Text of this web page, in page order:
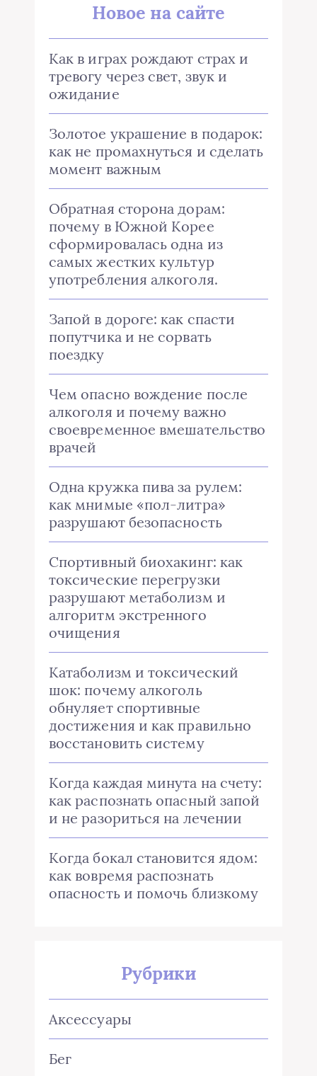
Новое на сайте
Как в играх рождают страх и
тревогу через свет, звук и
ожидание
Золотое украшение в подарок:
как не промахнуться и сделать
момент важным
Обратная сторона дорам:
почему в Южной Корее
сформировалась одна из
самых жестких культур
употребления алкоголя.
Запой в дороге: как спасти
попутчика и не сорвать
поездку
Чем опасно вождение после
алкоголя и почему важно
своевременное вмешательство
врачей
Одна кружка пива за рулем:
как мнимые «пол-литра»
разрушают безопасность
Спортивный биохакинг: как
токсические перегрузки
разрушают метаболизм и
алгоритм экстренного
очищения
Катаболизм и токсический
шок: почему алкоголь
обнуляет спортивные
достижения и как правильно
восстановить систему
Когда каждая минута на счету:
как распознать опасный запой
и не разориться на лечении
Когда бокал становится ядом:
как вовремя распознать
опасность и помочь близкому
Рубрики
Аксессуары
Бег